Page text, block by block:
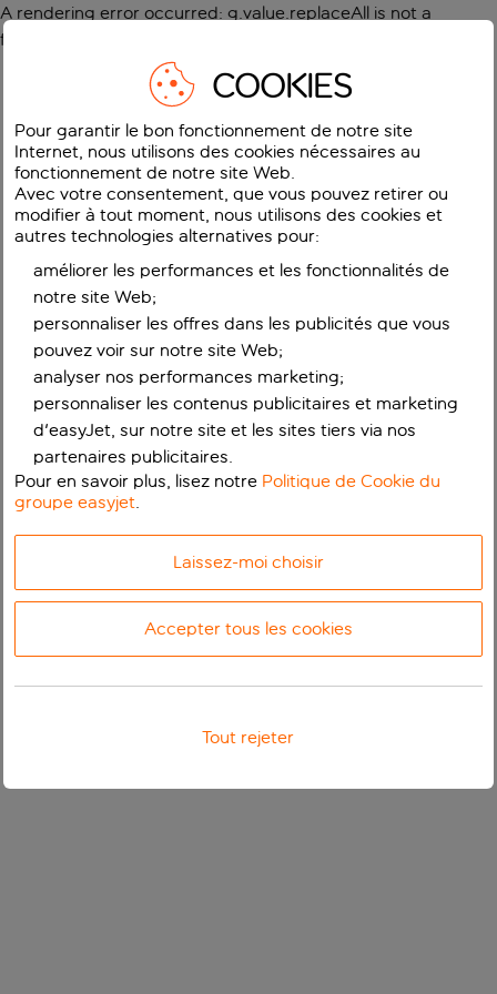
A rendering error occurred: g.value.replaceAll is not a
function
COOKIES
Pour garantir le bon fonctionnement de notre site
Internet, nous utilisons des cookies nécessaires au
fonctionnement de notre site Web.
Avec votre consentement, que vous pouvez retirer ou
modifier à tout moment, nous utilisons des cookies et
autres technologies alternatives pour:
améliorer les performances et les fonctionnalités de
notre site Web;
personnaliser les offres dans les publicités que vous
pouvez voir sur notre site Web;
analyser nos performances marketing;
personnaliser les contenus publicitaires et marketing
d'easyJet, sur notre site et les sites tiers via nos
partenaires publicitaires.
Pour en savoir plus, lisez notre Politique de Cookie du
groupe easyjet.
Laissez-moi choisir
Accepter tous les cookies
Tout rejeter